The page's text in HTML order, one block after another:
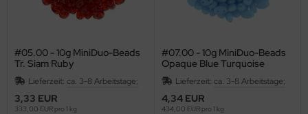
#05.00 - 10g MiniDuo-Beads
Tr. Siam Ruby
Lieferzeit: ca. 3-8 Arbeitstage;
3,33 EUR
333,00 EUR pro 1 kg
#07.00 - 10g MiniDuo-Beads
Opaque Blue Turquoise
Lieferzeit: ca. 3-8 Arbeitstage;
4,34 EUR
434,00 EUR pro 1 kg